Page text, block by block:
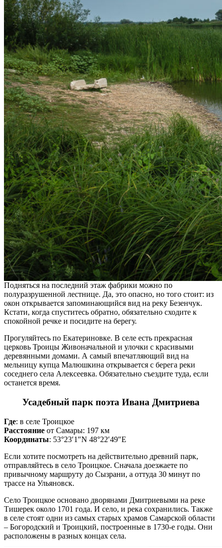
Подняться на последний этаж фабрики можно по
полуразрушенной лестнице. Да, это опасно, но того стоит: из
окон открывается запоминающийся вид на реку Безенчук.
Кстати, когда спуститесь обратно, обязательно сходите к
спокойной речке и посидите на берегу.
Прогуляйтесь по Екатериновке. В селе есть прекрасная
церковь Троицы Живоначальной и улочки с красивыми
деревянными домами. А самый впечатляющий вид на
мельницу купца Малюшкина открывается с берега реки
соседнего села Алексеевка. Обязательно съездите туда, если
останется время.
Усадебный парк поэта Ивана Дмитриева
Где: в селе Троицкое
Расстояние от Самары: 197 км
Координаты: 53°23′1″N 48°22′49″E
Если хотите посмотреть на действительно древний парк,
отправляйтесь в село Троицкое. Сначала доезжаете по
привычному маршруту до Сызрани, а оттуда 30 минут по
трассе на Ульяновск.
Село Троицкое основано дворянами Дмитриевыми на реке
Тишерек около 1701 года. И село, и река сохранились. Также
в селе стоят одни из самых старых храмов Самарской области
– Богородский и Троицкий, построенные в 1730-е годы. Они
расположены в разных концах села.